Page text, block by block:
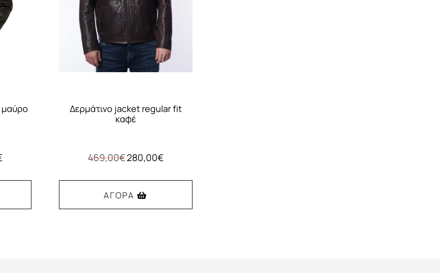
μαύρο
Η
τιμή
Δερμάτινο jacket regular fit
καφέ
469,00€Original
was:
469,00€.
280,00€Η
τιμή
ΑΓΟΡΆ